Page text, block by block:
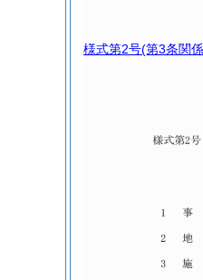
様式第2号(第3条関